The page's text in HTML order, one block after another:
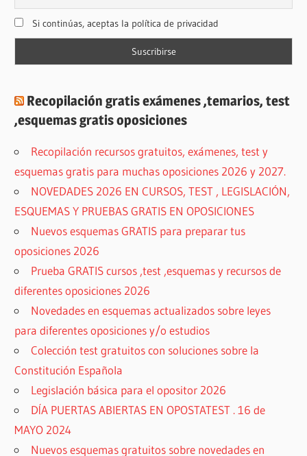
Si continúas, aceptas la política de privacidad
Recopilación gratis exámenes ,temarios, test
,esquemas gratis oposiciones
Recopilación recursos gratuitos, exámenes, test y
esquemas gratis para muchas oposiciones 2026 y 2027.
NOVEDADES 2026 EN CURSOS, TEST , LEGISLACIÓN,
ESQUEMAS Y PRUEBAS GRATIS EN OPOSICIONES
Nuevos esquemas GRATIS para preparar tus
oposiciones 2026
Prueba GRATIS cursos ,test ,esquemas y recursos de
diferentes oposiciones 2026
Novedades en esquemas actualizados sobre leyes
para diferentes oposiciones y/o estudios
Colección test gratuitos con soluciones sobre la
Constitución Española
Legislación básica para el opositor 2026
DÍA PUERTAS ABIERTAS EN OPOSTATEST . 16 de
MAYO 2024
Nuevos esquemas gratuitos sobre novedades en